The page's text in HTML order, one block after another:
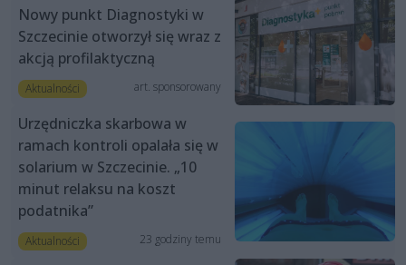
Nowy punkt Diagnostyki w
Szczecinie otworzył się wraz z
akcją profilaktyczną
Aktualności art. sponsorowany
Urzędniczka skarbowa w
ramach kontroli opalała się w
solarium w Szczecinie. „10
minut relaksu na koszt
podatnika”
Aktualności 23 godziny temu